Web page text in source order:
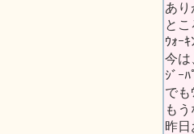
あり
と
ｳｫｰ
今は
ｼﾞｰ
でも
も
昨日